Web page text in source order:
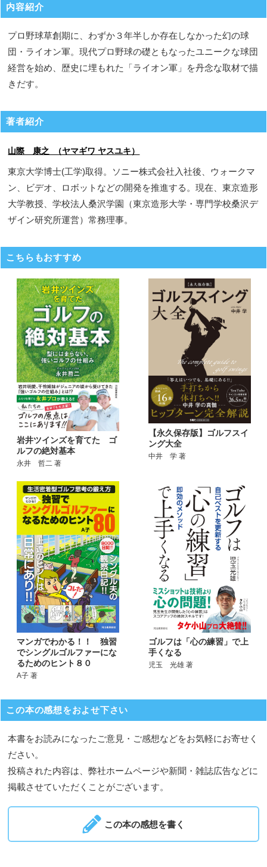
内容紹介
プロ野球草創期に、わずか３年半しか存在しなかった幻の球
団・ライオン軍。現代プロ野球の礎ともなったユニークな球団
経営を始め、歴史に埋もれた「ライオン軍」を丹念な取材で描
きだす。
著者紹介
山際 康之 （ヤマギワ ヤスユキ）
東京大学博士(工学)取得。ソニー株式会社入社後、ウォークマ
ン、ビデオ、ロボットなどの開発を推進する。現在、東京造形
大学教授、学校法人桑沢学園（東京造形大学・専門学校桑沢デ
ザイン研究所運営）常務理事。
こちらもおすすめ
岩井ツインズを育てた ゴ
ルフの絶対基本
永井 哲二 著
【永久保存版】ゴルフスイ
ング大全
中井 学 著
マンガでわかる！！ 独習
でシングルゴルファーにな
るためのヒント８０
A子 著
ゴルフは「心の練習」で上
手くなる
児玉 光雄 著
この本の感想をおよせ下さい
本書をお読みになったご意見・ご感想などをお気軽にお寄せく
ださい。
投稿された内容は、弊社ホームページや新聞・雑誌広告などに
掲載させていただくことがございます。
この本の感想を書く